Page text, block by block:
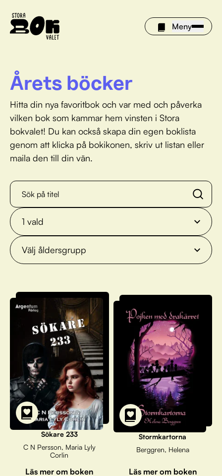
Meny
Årets böcker
Om Stora bokvalet
Olivia tipsar
FAQ
För bibliotek
Årets böcker
Hitta din nya favoritbok och var med och påverka
vilken bok som kammar hem vinsten i Stora
bokvalet! Du kan också skapa din egen boklista
genom att klicka på bokikonen, skriv ut listan eller
maila den till din vän.
1 vald
Välj åldersgrupp
Sökare 233
C N Persson, Maria Lyly
Corlin
Läs mer om boken
Stormkartorna
Berggren, Helena
Läs mer om boken